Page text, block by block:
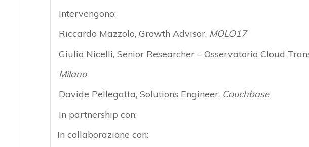
Intervengono:
Riccardo Mazzolo, Growth Advisor, MOLO17
Giulio Nicelli, Senior Researcher – Osservatorio Cloud
Milano
Davide Pellegatta, Solutions Engineer, Couchbase
In partnership con:
In collaborazione con: